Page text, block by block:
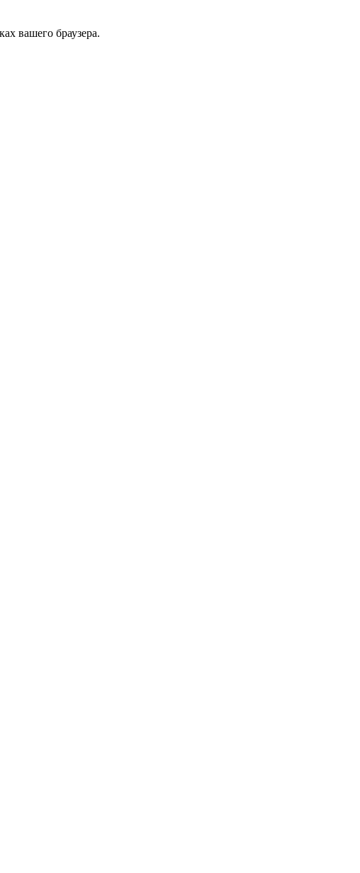
вашего браузера.